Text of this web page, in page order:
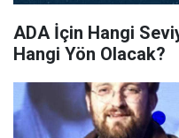
ADA İçin Hangi
Hangi Yön Olacak?